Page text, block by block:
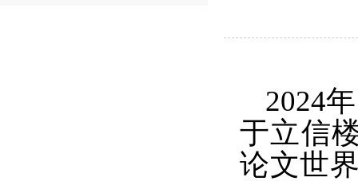
2024
于立信
论文世